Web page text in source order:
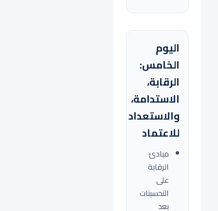
اليوم
الخامس:
الرقابة،
الاستدامة،
والاستعداد
للاعتماد
مبادئ
الرقابة
على
التحسينات
بعد